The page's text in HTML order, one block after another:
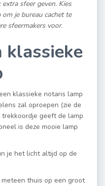
sfeer geven. Kies
je bureau cachet te
sfeermakers voor.
klassieke
klassieke notaris lamp
zal oproepen (zie de
geeft de lamp
is deze mooie lamp
je het licht altijd op de
thuis op een groot